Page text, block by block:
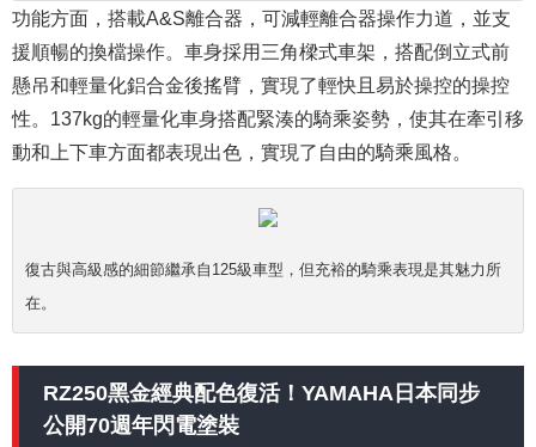
功能方面，搭載A&S離合器，可減輕離合器操作力道，並支
援順暢的換檔操作。車身採用三角樑式車架，搭配倒立式前
懸吊和輕量化鋁合金後搖臂，實現了輕快且易於操控的操控
性。137kg的輕量化車身搭配緊湊的騎乘姿勢，使其在牽引移
動和上下車方面都表現出色，實現了自由的騎乘風格。
復古與高級感的細節繼承自125級車型，但充裕的騎乘表現是其魅力所
在。
RZ250黑金經典配色復活！YAMAHA日本同步
公開70週年閃電塗裝